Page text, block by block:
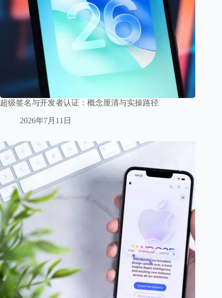
超级签名与开发者认证：概念厘清与实操路径
2026年7月11日